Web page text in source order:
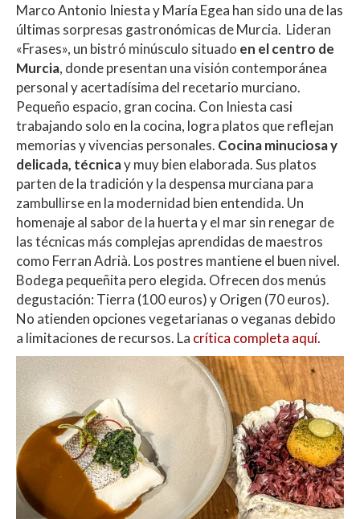
Marco Antonio Iniesta y María Egea han sido una de las
últimas sorpresas gastronómicas de Murcia. Lideran
«Frases», un bistró minúsculo situado en el centro de
Murcia, donde presentan una visión contemporánea
personal y acertadísima del recetario murciano.
Pequeño espacio, gran cocina. Con Iniesta casi
trabajando solo en la cocina, logra platos que reflejan
memorias y vivencias personales. Cocina minuciosa y
delicada, técnicay muy bien elaborada. Sus platos
parten de la tradición y la despensa murciana para
zambullirse en la modernidad bien entendida. Un
homenaje al sabor de la huerta y el mar sin renegar de
las técnicas más complejas aprendidas de maestros
como Ferran Adrià. Los postres mantiene el buen nivel.
Bodega pequeñita pero elegida. Ofrecen dos menús
degustación: Tierra (100 euros) y Origen (70 euros).
No atienden opciones vegetarianas o veganas debido
a limitaciones de recursos. La crítica completa aquí.